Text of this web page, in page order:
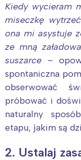
Kiedy wycieram
miseczkę
ona mi asystuje
ze mną
suszarce –
spontaniczna
obserwować
próbować i
naturalny
etapu, jakim są
2. Ustalaj